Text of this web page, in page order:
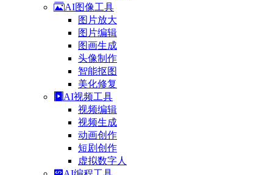
AI图像工具
图片放大
图片编辑
图画生成
头像制作
智能抠图
美化修复
AI视频工具
视频编辑
视频生成
动画创作
短剧创作
虚拟数字人